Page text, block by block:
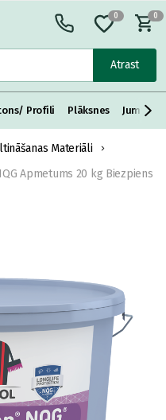
Atrast
0 0
Profili Plāksnes Jumta
Materiāli
Apmetums 20 kg Biezpiens